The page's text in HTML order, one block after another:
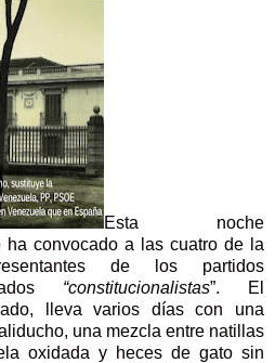
Esta noche
ha convocado a las cuatro de la
de los partidos
“constitucionalistas”. El
lleva varios días con una
una mezcla entre natillas
oxidada y heces de gato sin